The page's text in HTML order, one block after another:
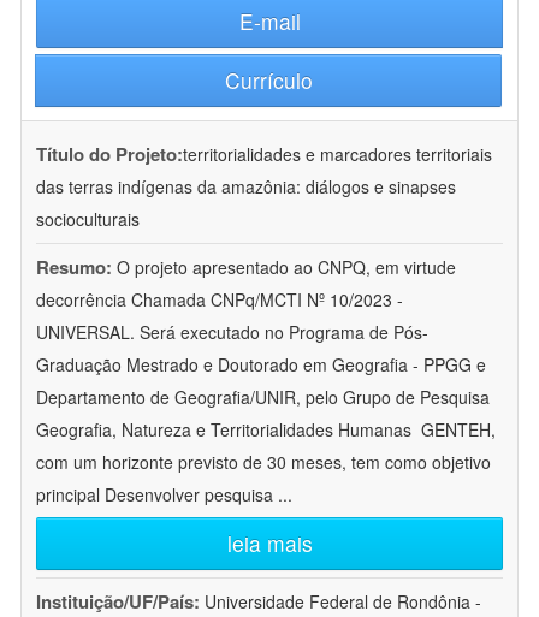
E-mail
Currículo
Título do Projeto:territorialidades e marcadores territoriais
das terras indígenas da amazônia: diálogos e sinapses
socioculturais
Resumo: O projeto apresentado ao CNPQ, em virtude
decorrência Chamada CNPq/MCTI Nº 10/2023 -
UNIVERSAL. Será executado no Programa de Pós-
Graduação Mestrado e Doutorado em Geografia - PPGG e
Departamento de Geografia/UNIR, pelo Grupo de Pesquisa
Geografia, Natureza e Territorialidades Humanas  GENTEH,
com um horizonte previsto de 30 meses, tem como objetivo
principal Desenvolver pesquisa ...
leia mais
Instituição/UF/País: Universidade Federal de Rondônia -